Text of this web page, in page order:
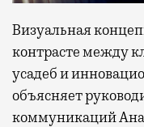
Визуальная
контрасте между
усадеб и
объясняет
коммуникаций